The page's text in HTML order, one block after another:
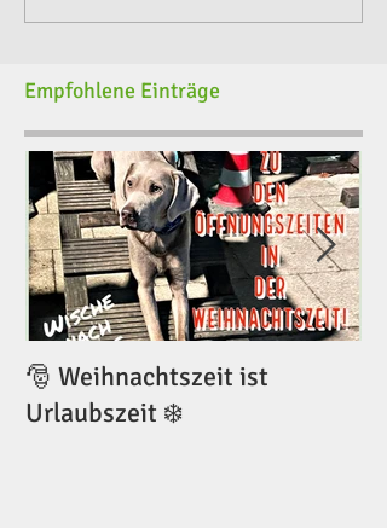
Empfohlene Einträge
🎅 Weihnachtszeit ist
Urlaubszeit ❄️